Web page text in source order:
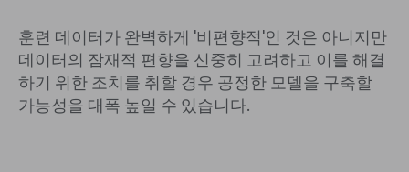
훈련 데이터가 완벽하게 '비편향적'인 것은 아니지만
데이터의 잠재적 편향을 신중히 고려하고 이를 해결
하기 위한 조치를 취할 경우 공정한 모델을 구축할
가능성을 대폭 높일 수 있습니다.